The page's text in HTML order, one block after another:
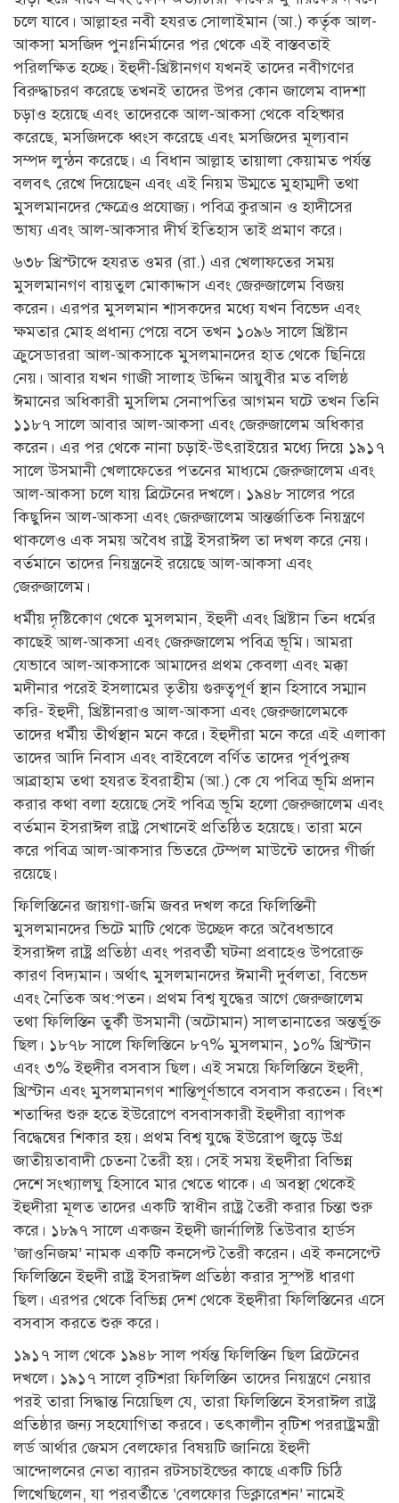
চলে যাবে। আল্লাহর নবী হযরত সোলাইমান (আ.) কর্তৃক আল-
আকসা মসজিদ পুনঃনির্মানের পর থেকে এই বাস্তবতাই
পরিলক্ষিত হচ্ছে। ইহুদী-খ্রিষ্টানগণ যখনই তাদের নবীগণের
বিরুদ্ধাচরণ করেছে তখনই তাদের উপর কোন জালেম বাদশা
চড়াও হয়েছে এবং তাদেরকে আল-আকসা থেকে বহিষ্কার
করেছে, মসজিদকে ধ্বংস করেছে এবং মসজিদের মূল্যবান
সম্পদ লুন্ঠন করেছে। এ বিধান আল্লাহ তায়ালা কেয়ামত পর্যন্ত
বলবৎ রেখে দিয়েছেন এবং এই নিয়ম উম্মতে মুহাম্মদী তথা
মুসলমানদের ক্ষেত্রেও প্রযোজ্য। পবিত্র কুরআন ও হাদীসের
ভাষ্য এবং আল-আকসার দীর্ঘ ইতিহাস তাই প্রমাণ করে।
৬৩৮ খ্রিস্টাব্দে হযরত ওমর (রা.) এর খেলাফতের সময়
মুসলমানগণ বায়তুল মোকাদ্দাস এবং জেরুজালেম বিজয়
করেন। এরপর মুসলমান শাসকদের মধ্যে যখন বিভেদ এবং
ক্ষমতার মোহ প্রধান্য পেয়ে বসে তখন ১০৯৬ সালে খ্রিষ্টান
ক্রুসেডাররা আল-আকসাকে মুসলমানদের হাত থেকে ছিনিয়ে
নেয়। আবার যখন গাজী সালাহ উদ্দিন আয়ুবীর মত বলিষ্ঠ
ঈমানের অধিকারী মুসলিম সেনাপতির আগমন ঘটে তখন তিনি
১১৮৭ সালে আবার আল-আকসা এবং জেরুজালেম অধিকার
করেন। এর পর থেকে নানা চড়াই-উৎরাইয়ের মধ্যে দিয়ে ১৯১৭
সালে উসমানী খেলাফেতের পতনের মাধ্যমে জেরুজালেম এবং
আল-আকসা চলে যায় ব্রিটেনের দখলে। ১৯৪৮ সালের পরে
কিছুদিন আল-আকসা এবং জেরুজালেম আন্তর্জাতিক নিয়ন্ত্রণে
থাকলেও এক সময় অবৈধ রাষ্ট্র ইসরাঈল তা দখল করে নেয়।
বর্তমানে তাদের নিয়ন্ত্রনেই রয়েছে আল-আকসা এবং
জেরুজালেম।
ধর্মীয় দৃষ্টিকোণ থেকে মুসলমান, ইহুদী এবং খ্রিষ্টান তিন ধর্মের
কাছেই আল-আকসা এবং জেরুজালেম পবিত্র ভূমি। আমরা
যেভাবে আল-আকসাকে আমাদের প্রথম কেবলা এবং মক্কা
মদীনার পরেই ইসলামের তৃতীয় গুরুত্বপূর্ণ স্থান হিসাবে সম্মান
করি- ইহুদী, খ্রিষ্টানরাও আল-আকসা এবং জেরুজালেমকে
তাদের ধর্মীয় তীর্থস্থান মনে করে। ইহুদীরা মনে করে এই এলাকা
তাদের আদি নিবাস এবং বাইবেলে বর্ণিত তাদের পূর্বপুরুষ
আব্রাহাম তথা হযরত ইবরাহীম (আ.) কে যে পবিত্র ভূমি প্রদান
করার কথা বলা হয়েছে সেই পবিত্র ভূমি হলো জেরুজালেম এবং
বর্তমান ইসরাঈল রাষ্ট্র সেখানেই প্রতিষ্ঠিত হয়েছে। তারা মনে
করে পবিত্র আল-আকসার ভিতরে টেম্পল মাউন্টে তাদের গীর্জা
রয়েছে।
ফিলিস্তিনের জায়গা-জমি জবর দখল করে ফিলিস্তিনী
মুসলমানদের ভিটে মাটি থেকে উচ্ছেদ করে অবৈধভাবে
ইসরাঈল রাষ্ট্র প্রতিষ্ঠা এবং পরবর্তী ঘটনা প্রবাহেও উপরোক্ত
কারণ বিদ্যমান। অর্থাৎ মুসলমানদের ঈমানী দুর্বলতা, বিভেদ
এবং নৈতিক অধ:পতন। প্রথম বিশ্ব যুদ্ধের আগে জেরুজালেম
তথা ফিলিস্তিন তুর্কী উসমানী (অটোমান) সালতানাতের অন্তর্ভুক্ত
ছিল। ১৮৭৮ সালে ফিলিস্তিনে ৮৭% মুসলমান, ১০% খ্রিস্টান
এবং ৩% ইহুদীর বসবাস ছিল। এই সময়ে ফিলিস্তিনে ইহুদী,
খ্রিস্টান এবং মুসলমানগণ শান্তিপূর্ণভাবে বসবাস করতেন। বিংশ
শতাব্দির শুরু হতে ইউরোপে বসবাসকারী ইহুদীরা ব্যাপক
বিদ্ধেষের শিকার হয়। প্রথম বিশ্ব যুদ্ধে ইউরোপ জুড়ে উগ্র
জাতীয়তাবাদী চেতনা তৈরী হয়। সেই সময় ইহুদীরা বিভিন্ন
দেশে সংখ্যালঘু হিসাবে মার খেতে থাকে। এ অবস্থা থেকেই
ইহুদীরা মূলত তাদের একটি স্বাধীন রাষ্ট্র তৈরী করার চিন্তা শুরু
করে। ১৮৯৭ সালে একজন ইহুদী জার্নালিষ্ট তিউবার হার্ডস
‘জাওনিজম’ নামক একটি কনসেপ্ট তৈরী করেন। এই কনসেপ্টে
ফিলিস্তিনে ইহুদী রাষ্ট্র ইসরাঈল প্রতিষ্ঠা করার সুস্পষ্ট ধারণা
ছিল। এরপর থেকে বিভিন্ন দেশ থেকে ইহুদীরা ফিলিস্তিনের এসে
বসবাস করতে শুরু করে।
১৯১৭ সাল থেকে ১৯৪৮ সাল পর্যন্ত ফিলিস্তিন ছিল ব্রিটেনের
দখলে। ১৯১৭ সালে বৃটিশরা ফিলিস্তিন তাদের নিয়ন্ত্রণে নেয়ার
পরই তারা সিদ্ধান্ত নিয়েছিল যে, তারা ফিলিস্তিনে ইসরাঈল রাষ্ট্র
প্রতিষ্ঠার জন্য সহযোগিতা করবে। তৎকালীন বৃটিশ পররাষ্ট্রমন্ত্রী
লর্ড আর্থার জেমস বেলফোর বিষয়টি জানিয়ে ইহুদী
আন্দোলনের নেতা ব্যারন রটসচাইল্ডের কাছে একটি চিঠি
লিখেছিলেন, যা পরবর্তীতে ‘বেলফোর ডিক্লারেশন’ নামেই